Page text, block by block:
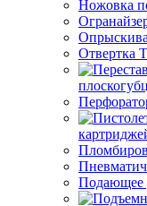
Ножовка
Отвертка
Подающее